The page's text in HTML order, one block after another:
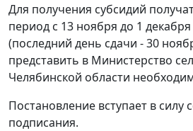
Для получения субсидий
период с 13 ноября до 1 декабря
(последний день сдачи - 30
представить в Министерство
Челябинской области
Постановление вступает в силу
подписания.